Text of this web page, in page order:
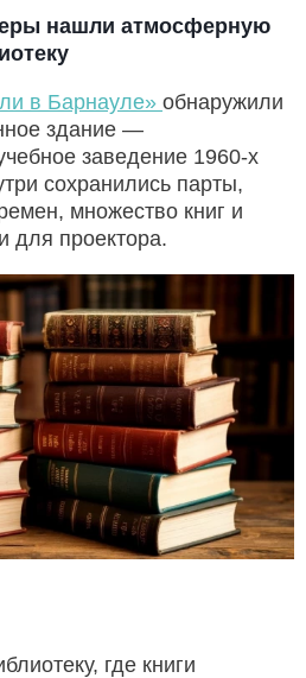
нашли атмосферную
в Барнауле» обнаружили
здание —
заведение 1960-х
сохранились парты,
множество книг и
для проектора.
где книги